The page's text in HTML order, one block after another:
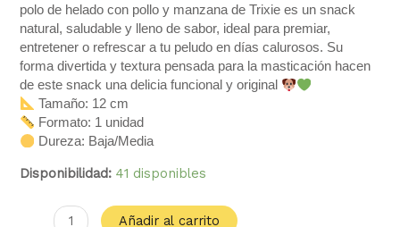
polo de helado con pollo y manzana de Trixie es un snack
natural, saludable y lleno de sabor, ideal para premiar,
entretener o refrescar a tu peludo en días calurosos. Su
forma divertida y textura pensada para la masticación hacen
de este snack una delicia funcional y original
Tamaño: 12 cm
Formato: 1 unidad
Dureza: Baja/Media
Disponibilidad: 41 disponibles
Añadir al carrito